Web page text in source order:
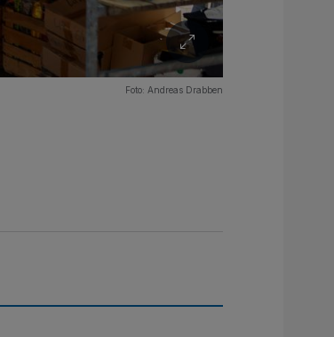
Foto: Andreas Drabben